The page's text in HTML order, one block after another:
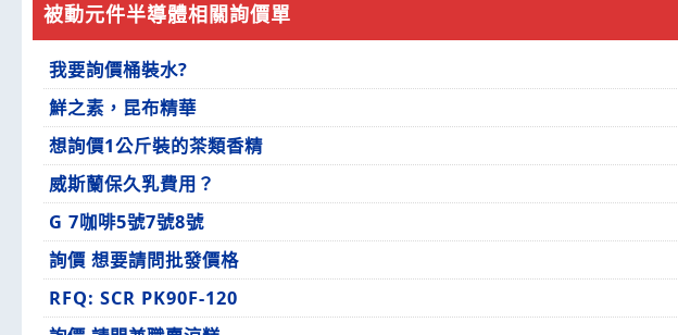
被動元件半導體相關詢價單
我要詢價桶裝水?
鮮之素，昆布精華
想詢價1公斤裝的茶類香精
威斯蘭保久乳費用？
G 7咖啡5號7號8號
詢價 想要請問批發價格
RFQ: SCR PK90F-120